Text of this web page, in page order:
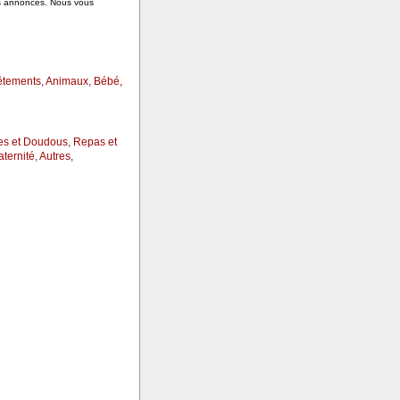
Nous vous
,Animaux, Bébé,
et Doudous, Repas et
,Autres,